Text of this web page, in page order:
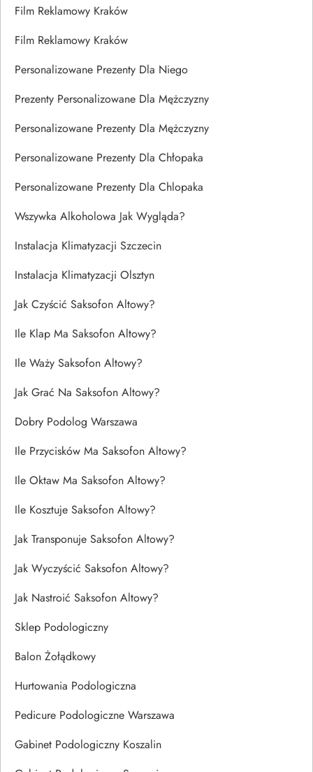
Film Reklamowy Kraków
Film Reklamowy Kraków
Personalizowane Prezenty Dla Niego
Prezenty Personalizowane Dla Mężczyzny
Personalizowane Prezenty Dla Mężczyzny
Personalizowane Prezenty Dla Chłopaka
Personalizowane Prezenty Dla Chlopaka
Wszywka Alkoholowa Jak Wygląda?
Instalacja Klimatyzacji Szczecin
Instalacja Klimatyzacji Olsztyn
Jak Czyścić Saksofon Altowy?
Ile Klap Ma Saksofon Altowy?
Ile Waży Saksofon Altowy?
Jak Grać Na Saksofon Altowy?
Dobry Podolog Warszawa
Ile Przycisków Ma Saksofon Altowy?
Ile Oktaw Ma Saksofon Altowy?
Ile Kosztuje Saksofon Altowy?
Jak Transponuje Saksofon Altowy?
Jak Wyczyścić Saksofon Altowy?
Jak Nastroić Saksofon Altowy?
Sklep Podologiczny
Balon Żołądkowy
Hurtowania Podologiczna
Pedicure Podologiczne Warszawa
Gabinet Podologiczny Koszalin